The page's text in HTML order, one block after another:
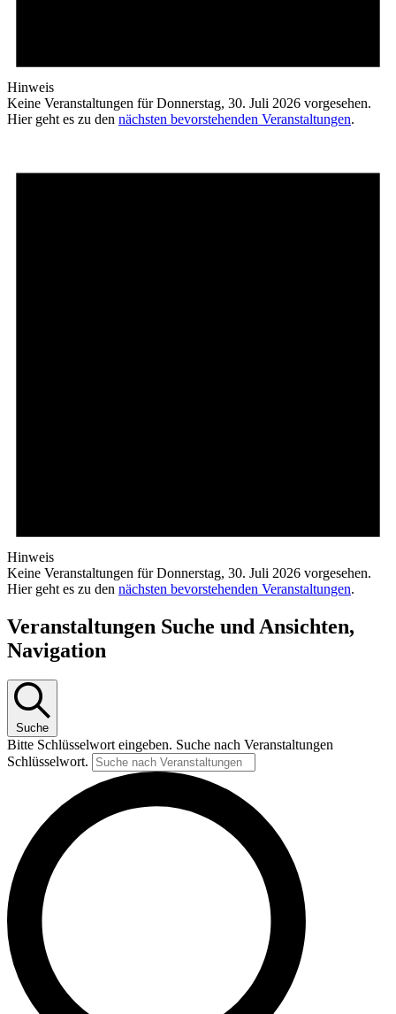
Hinweis
Keine Veranstaltungen für Donnerstag, 30. Juli 2026 vorgesehen.
Hier geht es zu den nächsten bevorstehenden Veranstaltungen.
Hinweis
Keine Veranstaltungen für Donnerstag, 30. Juli 2026 vorgesehen.
Hier geht es zu den nächsten bevorstehenden Veranstaltungen.
Veranstaltungen Suche und Ansichten,
Navigation
Suche
Bitte Schlüsselwort eingeben. Suche nach Veranstaltungen
Schlüsselwort.